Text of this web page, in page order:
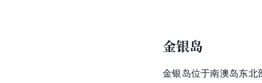
继光破吴平道出于此“